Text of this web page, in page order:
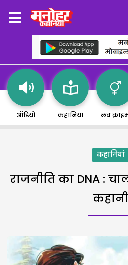
ऑडियो कहानियां लव
कहानियां
राजनीति का DNA :
कहानी